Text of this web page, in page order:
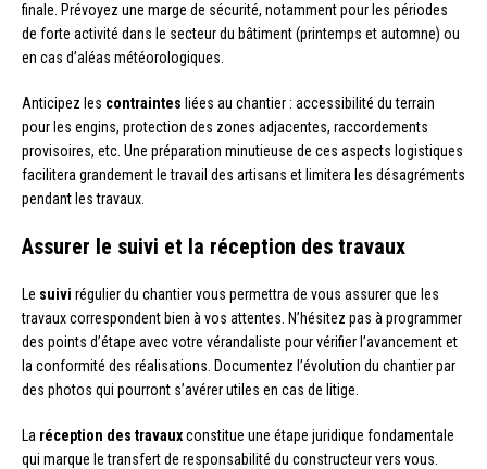
finale. Prévoyez une marge de sécurité, notamment pour les périodes
de forte activité dans le secteur du bâtiment (printemps et automne) ou
en cas d’aléas météorologiques.
Anticipez les contraintes liées au chantier : accessibilité du terrain
pour les engins, protection des zones adjacentes, raccordements
provisoires, etc. Une préparation minutieuse de ces aspects logistiques
facilitera grandement le travail des artisans et limitera les désagréments
pendant les travaux.
Assurer le suivi et la réception des travaux
Le suivi régulier du chantier vous permettra de vous assurer que les
travaux correspondent bien à vos attentes. N’hésitez pas à programmer
des points d’étape avec votre vérandaliste pour vérifier l’avancement et
la conformité des réalisations. Documentez l’évolution du chantier par
des photos qui pourront s’avérer utiles en cas de litige.
La réception des travauxconstitue une étape juridique fondamentale
qui marque le transfert de responsabilité du constructeur vers vous.